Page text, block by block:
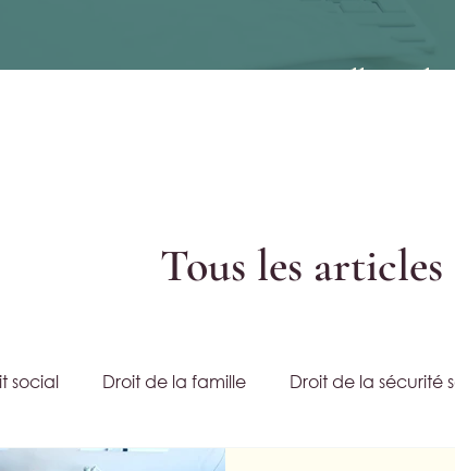
une rupture conventionnelle
Tous les articles
social Droit de la famille Droit de la sécurité